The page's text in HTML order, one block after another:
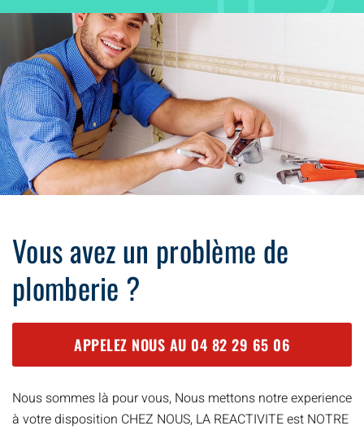
Vous avez un problème de
plomberie ?
APPELEZ NOUS AU 04 82 29 65 06
Nous sommes là pour vous, Nous mettons notre experience
à votre disposition CHEZ NOUS, LA REACTIVITE est NOTRE